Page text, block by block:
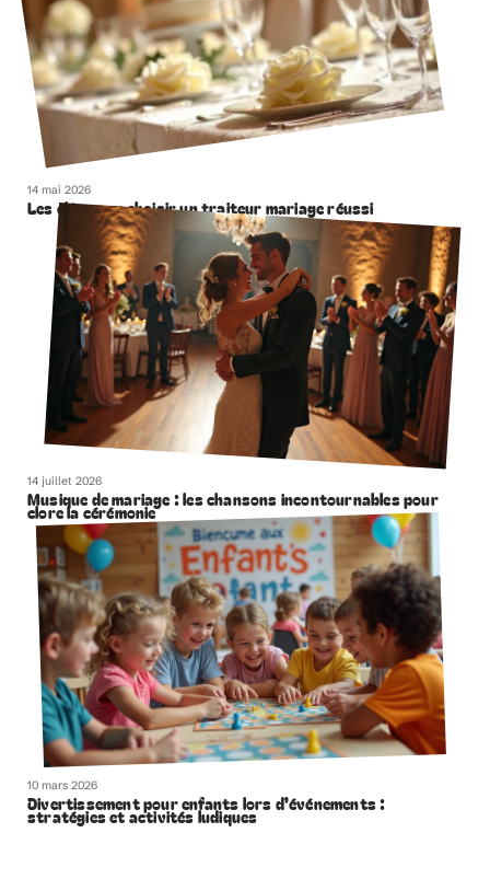
14 mai 2026
Les clés pour choisir un traiteur mariage réussi
14 juillet 2026
Musique de mariage : les chansons incontournables pour
clore la cérémonie
10 mars 2026
Divertissement pour enfants lors d’événements :
stratégies et activités ludiques